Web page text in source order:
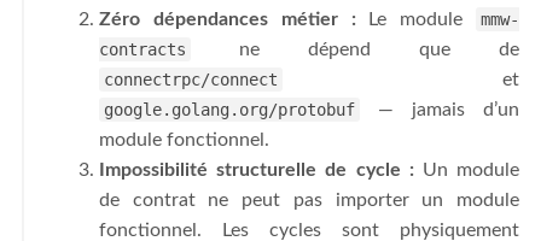
Zéro dépendances métier : Le module
mmw-
contracts
ne dépend que de
connectrpc/connect
et
google.golang.org/protobuf
— jamais d’un
module fonctionnel.
Impossibilité structurelle de cycle : Un module
de contrat ne peut pas importer un module
fonctionnel. Les cycles sont physiquement